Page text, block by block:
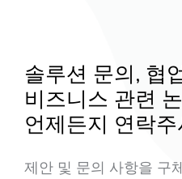
솔루션 문의, 협
비즈니스 관련
언제든지 연락
제안 및 문의 사항을 구